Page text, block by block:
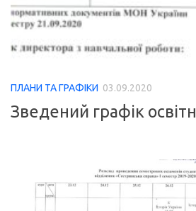
ПЛАНИ ТА ГРАФІКИ 03.09.2020
Зведений графік